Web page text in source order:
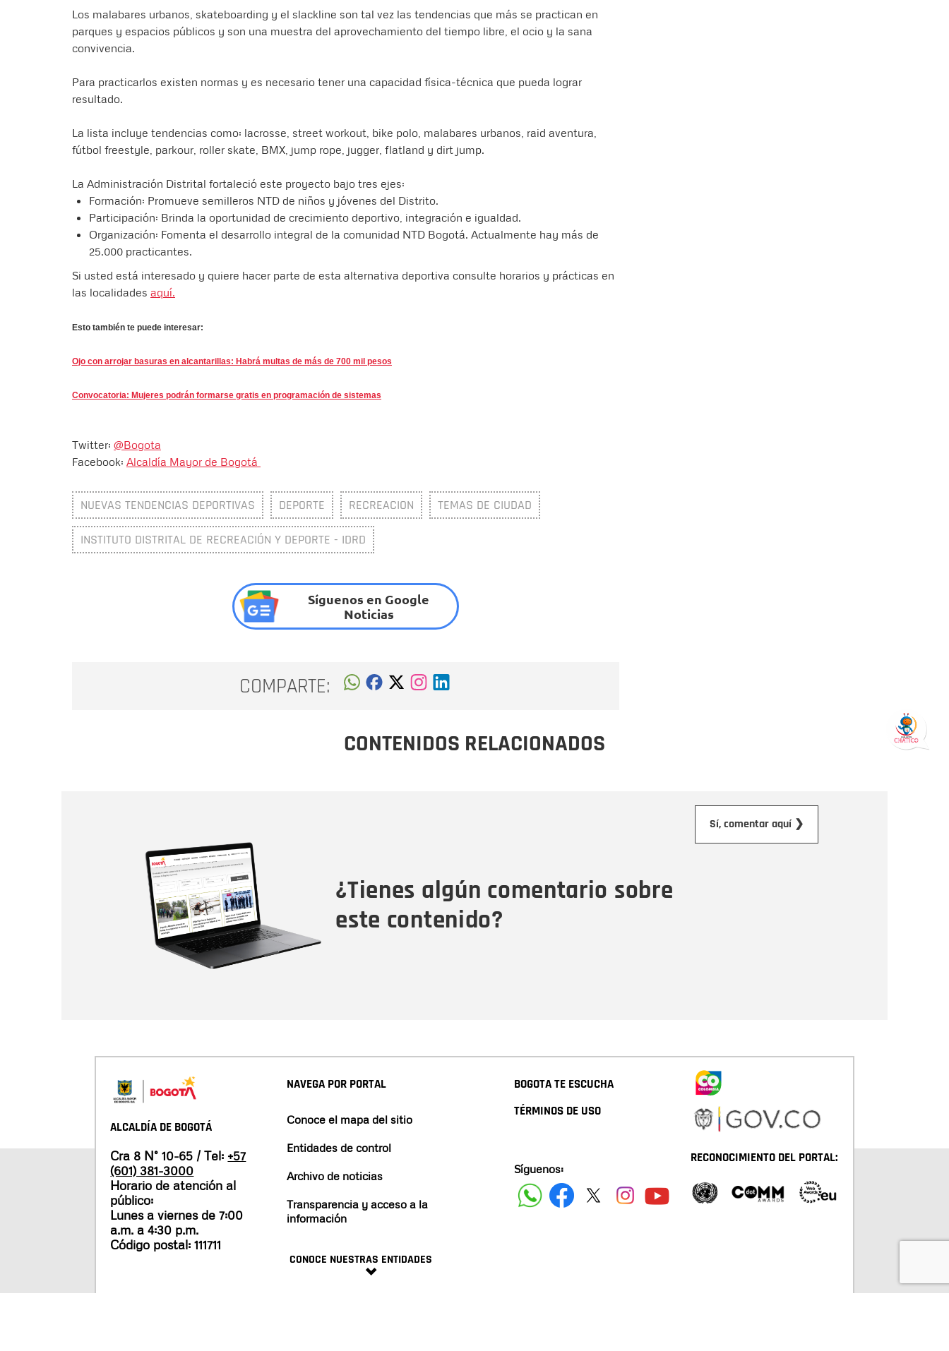
Los malabares urbanos, skateboarding y el slackline son tal vez las tendencias que más se practican en
parques y espacios públicos y son una muestra del aprovechamiento del tiempo libre, el ocio y la sana
convivencia.
Para practicarlos existen normas y es necesario tener una capacidad física-técnica que pueda lograr
resultado.
La lista incluye tendencias como: lacrosse, street workout, bike polo, malabares urbanos, raid aventura,
fútbol freestyle, parkour, roller skate, BMX, jump rope, jugger, flatland y dirt jump.
La Administración Distrital fortaleció este proyecto bajo tres ejes:
Formación: Promueve semilleros NTD de niños y jóvenes del Distrito.
Participación: Brinda la oportunidad de crecimiento deportivo, integración e igualdad.
Organización: Fomenta el desarrollo integral de la comunidad NTD Bogotá. Actualmente hay más de
25.000 practicantes.
Si usted está interesado y quiere hacer parte de esta alternativa deportiva consulte horarios y prácticas en
las localidades aquí.
Esto también te puede interesar:
Ojo con arrojar basuras en alcantarillas: Habrá multas de más de 700 mil pesos
Convocatoria: Mujeres podrán formarse gratis en programación de sistemas
Twitter: @Bogota
Facebook: Alcaldía Mayor de Bogotá
NUEVAS TENDENCIAS DEPORTIVAS DEPORTE RECREACION TEMAS DE CIUDAD
INSTITUTO DISTRITAL DE RECREACIÓN Y DEPORTE - IDRD
Síguenos en Google
Noticias
COMPARTE:
CONTENIDOS RELACIONADOS
¿Tienes algún comentario sobre
este contenido?
Sí, comentar aquí ❯
ALCALDÍA DE BOGOTÁ
Cra 8 N° 10-65 / Tel: +57
(601) 381-3000
Horario de atención al
público:
Lunes a viernes de 7:00
a.m. a 4:30 p.m.
Código postal: 111711
NAVEGA POR PORTAL
Conoce el mapa del sitio
Entidades de control
Archivo de noticias
Transparencia y acceso a la
información
CONOCE NUESTRAS ENTIDADES
BOGOTA TE ESCUCHA
TÉRMINOS DE USO
Síguenos:
RECONOCIMIENTO DEL PORTAL: